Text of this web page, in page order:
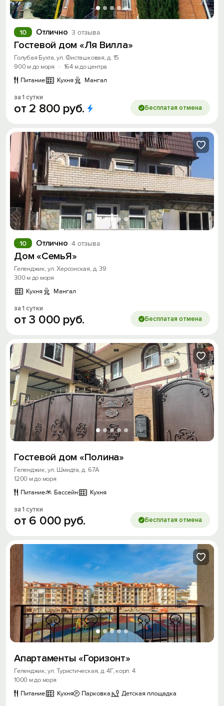
Отлично 3 отзыва
10
Гостевой дом «Ля Вилла»
Голубая Бухта, ул. Фисташковая, д. 15
900 м до моря
· 164 м до центра
Питание
Кухня Мангал
за 1 сутки
от 2 800 руб. Бесплатая отмена
Отлично 4 отзыва
10
Дом «СемьЯ»
Геленджик, ул. Херсонская, д. 39
300 м до моря
Кухня
Мангал
за 1 сутки
от3 000 руб. Бесплатая отмена
Гостевой дом «Полина»
Геленджик, ул. Шмидта, д. 67А
1200 м до моря
Питание
Бассейн Кухня
за 1 сутки
от 6 000 руб. Бесплатая отмена
Апартаменты «Горизонт»
Геленджик, ул. Туристическая, д. 4Г, корп. 4
1000 м до моря
Питание
Кухня Парковка Детская площадка